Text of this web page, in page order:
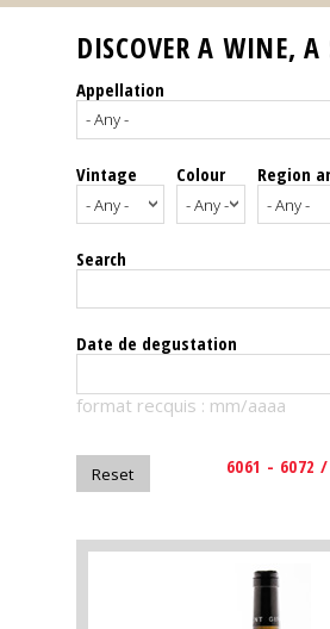
Our
events
Spirits
Tasting
reviews
The
magazine
Magazine
DISCOVER A WINE, A
Appellation
Vintage Colour Region
Search
Date de degustation
format recquis : mm/aaaa
6061 - 6072 /